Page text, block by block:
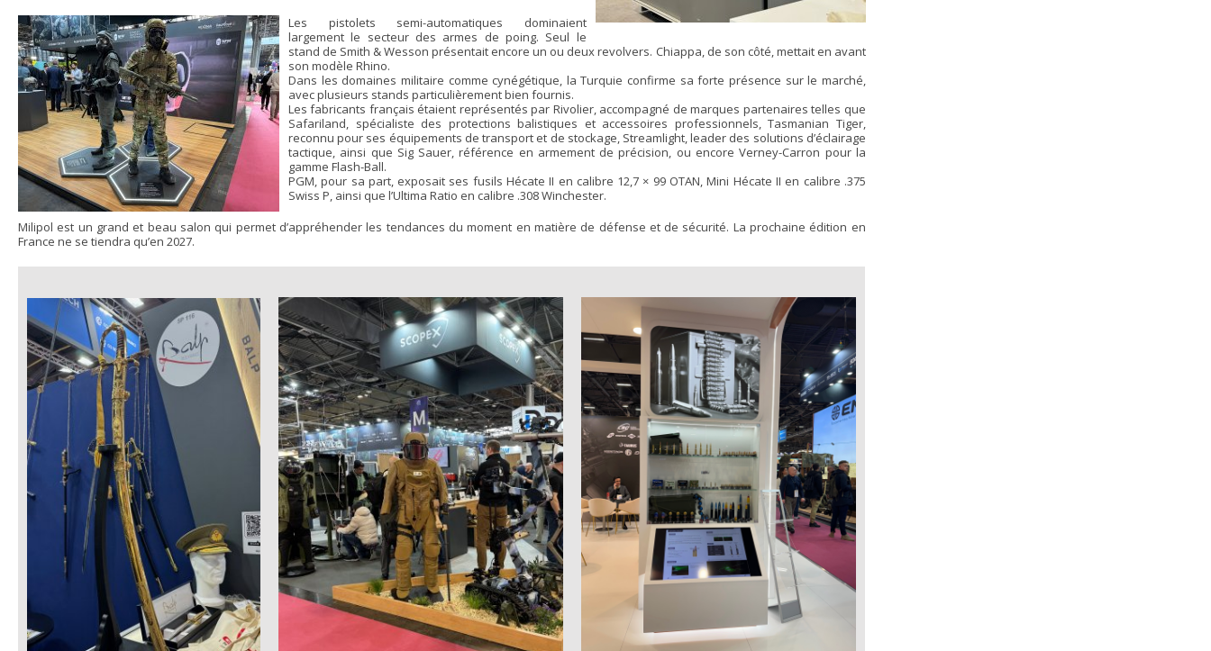
Les pistolets semi-automatiques dominaient
largement le secteur des armes de poing. Seul le
stand de Smith & Wesson présentait encore un ou deux revolvers. Chiappa, de son côté, mettait en avant
son modèle Rhino.
Dans les domaines militaire comme cynégétique, la Turquie confirme sa forte présence sur le marché,
avec plusieurs stands particulièrement bien fournis.
Les fabricants français étaient représentés par Rivolier, accompagné de marques partenaires telles que
Safariland, spécialiste des protections balistiques et accessoires professionnels, Tasmanian Tiger,
reconnu pour ses équipements de transport et de stockage, Streamlight, leader des solutions d’éclairage
tactique, ainsi que Sig Sauer, référence en armement de précision, ou encore Verney-Carron pour la
gamme Flash-Ball.
PGM, pour sa part, exposait ses fusils Hécate II en calibre 12,7 × 99 OTAN, Mini Hécate II en calibre .375
Swiss P, ainsi que l’Ultima Ratio en calibre .308 Winchester.
Milipol est un grand et beau salon qui permet d’appréhender les tendances du moment en matière de défense et de sécurité. La prochaine édition en
France ne se tiendra qu’en 2027.